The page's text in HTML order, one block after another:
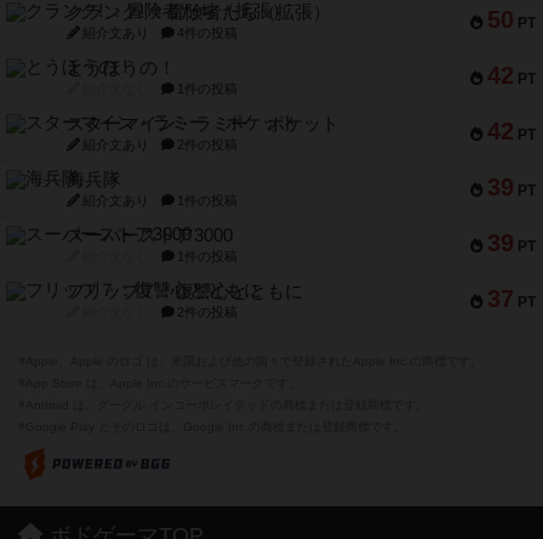
50 PT
クランク! ：冒険者たち（拡張）
紹介文あり 4件の投稿
42 PT
とうほうの！
1件の投稿
42 PT
スターマイン・ラミー ポケット
紹介文あり 2件の投稿
39 PT
海兵隊
紹介文あり 1件の投稿
39 PT
スーパーストア3000
1件の投稿
37 PT
フリップ７：復讐心とともに
2件の投稿